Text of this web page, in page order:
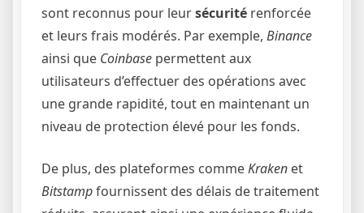
sont reconnus pour leursécu­rité renforcée
et leurs frais modérés. Par exemple, Binance
ainsi que Coinbase permettent aux
utilisateurs d’effectuer des opérations avec
une grande rapidité, tout en maintenant un
niveau de protection élevé pour les fonds.
De plus, des plateformes commeKraken et
Bitstampfournissent des délais de traitement